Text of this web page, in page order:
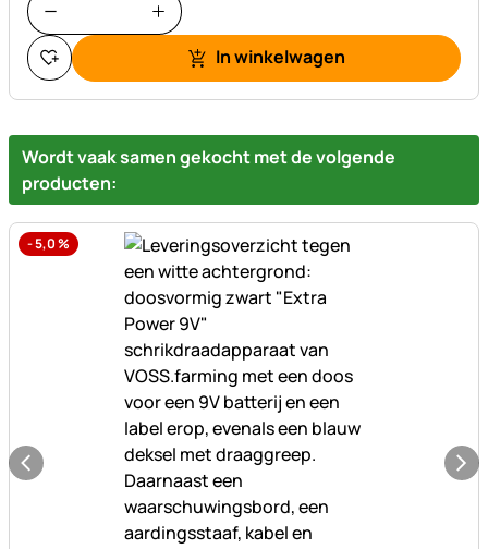
In winkelwagen
Wordt vaak samen gekocht met de volgende
producten:
-5,0%